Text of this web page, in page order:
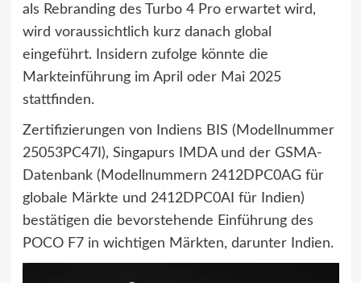
als Rebranding des Turbo 4 Pro erwartet wird,
wird voraussichtlich kurz danach global
eingeführt. Insidern zufolge könnte die
Markteinführung im April oder Mai 2025
stattfinden.
Zertifizierungen von Indiens BIS (Modellnummer
25053PC47I), Singapurs IMDA und der GSMA-
Datenbank (Modellnummern 2412DPC0AG für
globale Märkte und 2412DPC0AI für Indien)
bestätigen die bevorstehende Einführung des
POCO F7 in wichtigen Märkten, darunter Indien.